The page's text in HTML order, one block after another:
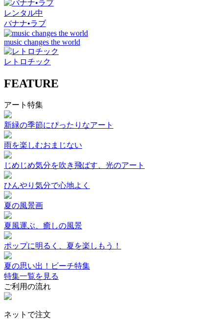
レンタル中
バナナ•ラブ
music changes the world
レトロチック
FEATURE
アート特集
新緑の季節にぴったりなアート
雨を楽しむおまじない
じめじめ気分を吹き飛ばす、光のアート
ひんやり気分で心地よく
夏の風景画
夏風運ぶ、癒しの風景
ポップに明るく、夏を楽しもう！
夏の思い出！ビーチ特集
特集一覧を見る
ご利用の流れ
ネットで注文